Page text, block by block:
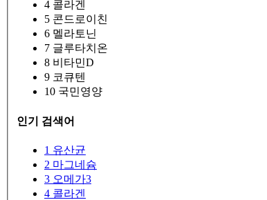
4 콜라겐
5 콘드로이친
6 멜라토닌
7 글루타치온
8 비타민D
9 코큐텐
10 국민영양
인기 검색어
1 유산균
2 마그네슘
3 오메가3
4 콜라겐